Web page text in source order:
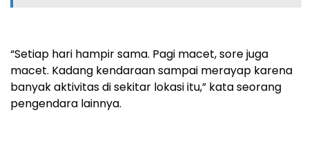
“Setiap hari hampir sama. Pagi macet, sore juga
macet. Kadang kendaraan sampai merayap karena
banyak aktivitas di sekitar lokasi itu,” kata seorang
pengendara lainnya.